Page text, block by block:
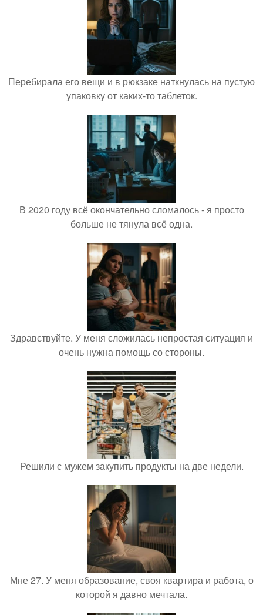
Перебирала его вещи и в рюкзаке наткнулась на пустую
упаковку от каких-то таблеток.
В 2020 году всё окончательно сломалось - я просто
больше не тянула всё одна.
Здравствуйте. У меня сложилась непростая ситуация и
очень нужна помощь со стороны.
Решили с мужем закупить продукты на две недели.
Мне 27. У меня образование, своя квартира и работа, о
которой я давно мечтала.